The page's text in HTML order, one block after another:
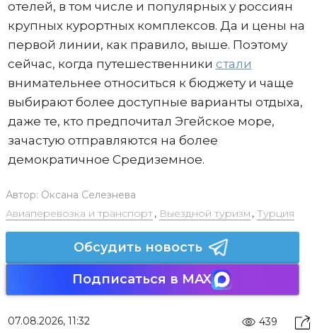
отелей, в том числе и популярных у россиян
крупных курортных комплексов. Да и цены на
первой линии, как правило, выше. Поэтому
сейчас, когда путешественники стали
внимательнее относиться к бюджету и чаще
выбирают более доступные варианты отдыха,
даже те, кто предпочитал Эгейское море,
зачастую отправляются на более
демократичное Средиземное.
Автор: Оксана Селезнева
Авиаперевозка и транспорт, Выездной туризм , Турция
Обсудить новость
Подписаться в MAX
07.08.2026, 11:32 439